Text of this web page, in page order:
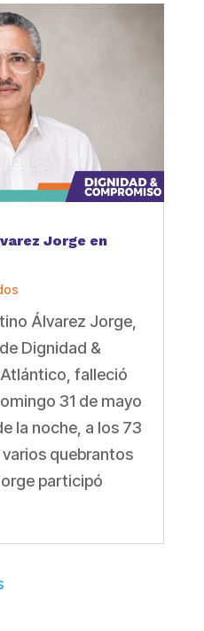
Jorge en
Álvarez Jorge,
Dignidad &
falleció
31 de mayo
la noche, a los 73
quebrantos
participó